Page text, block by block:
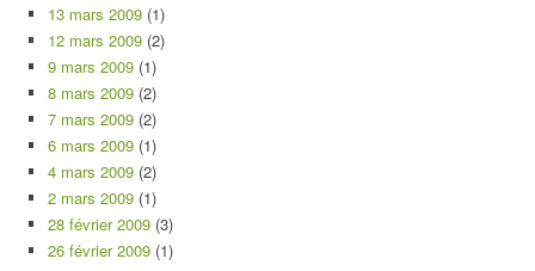
13 mars 2009 (1)
12 mars 2009 (2)
9 mars 2009 (1)
8 mars 2009 (2)
7 mars 2009 (2)
6 mars 2009 (1)
4 mars 2009 (2)
2 mars 2009 (1)
28 février 2009 (3)
26 février 2009 (1)